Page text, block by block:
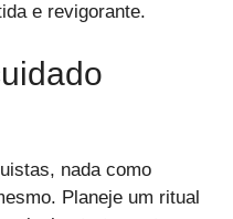
e revigorante.
nada como
Planeje um ritual